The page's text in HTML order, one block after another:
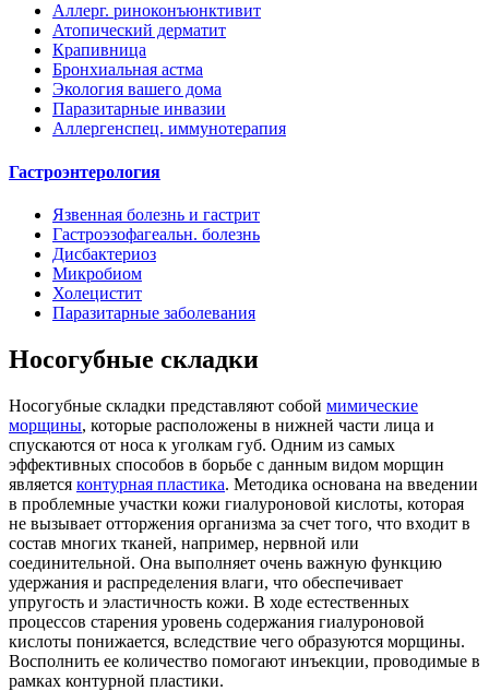
Аллерг. риноконъюнктивит
Атопический дерматит
Крапивница
Бронхиальная астма
Экология вашего дома
Паразитарные инвазии
Аллергенспец. иммунотерапия
Гастроэнтерология
Язвенная болезнь и гастрит
Гастроэзофагеальн. болезнь
Дисбактериоз
Микробиом
Холецистит
Паразитарные заболевания
Носогубные складки
Носогубные складки представляют собой мимические
морщины, которые расположены в нижней части лица и
спускаются от носа к уголкам губ. Одним из самых
эффективных способов в борьбе с данным видом морщин
является контурная пластика. Методика основана на введении
в проблемные участки кожи гиалуроновой кислоты, которая
не вызывает отторжения организма за счет того, что входит в
состав многих тканей, например, нервной или
соединительной. Она выполняет очень важную функцию
удержания и распределения влаги, что обеспечивает
упругость и эластичность кожи. В ходе естественных
процессов старения уровень содержания гиалуроновой
кислоты понижается, вследствие чего образуются морщины.
Восполнить ее количество помогают инъекции, проводимые в
рамках контурной пластики.